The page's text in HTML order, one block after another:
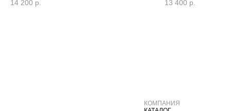
14 200 р. 13 400 р.
КОМПАНИЯ